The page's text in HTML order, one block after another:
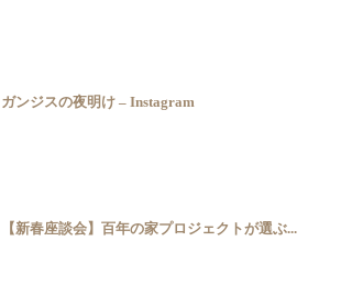
ガンジスの夜明け – Instagram
【新春座談会】百年の家プロジェクトが選ぶ...